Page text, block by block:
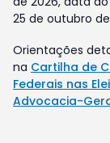
25 de outubro
Orientações
na Cartilha de
Federais nas
Advocacia-